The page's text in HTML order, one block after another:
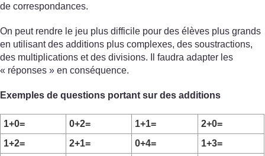
de correspondances.
On peut rendre le jeu plus difficile pour des élèves plus grands
en utilisant des additions plus complexes, des soustractions,
des multiplications et des divisions. Il faudra adapter les
« réponses » en conséquence.
Exemples de questions portant sur des additions
1+0= 0+2= 1+1=
2+0=
1+2=
2+1= 0+4= 1+3=